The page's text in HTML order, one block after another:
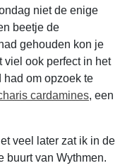
niet de enige
beetje de
gehouden kon je
ook perfect in het
om opzoek te
cardamines, een
veel later zat ik in de
buurt van Wythmen.